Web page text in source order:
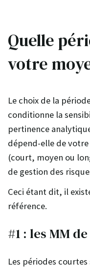
Quelle
votre
Le choix de la
conditionne la
pertinence
dépend-elle de
(court, moyen ou
de gestion des
Ceci étant dit, il
référence.
#1 : les MM
Les périodes